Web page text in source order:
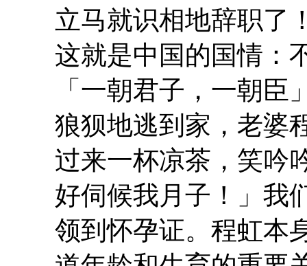
立马就识相地辞职了
这就是中国的国情：
「一朝君子，一朝臣
狼狈地逃到家，老婆
过来一杯凉茶，笑吟
好伺候我月子！」我
领到怀孕证。程虹本